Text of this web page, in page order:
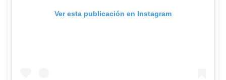
Ver esta publicación en Instagram